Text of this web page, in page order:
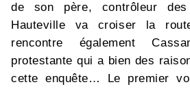
de son père, contrôleur des
Hauteville va croiser la
rencontre également
protestante qui a bien des
cette enquête… Le premier